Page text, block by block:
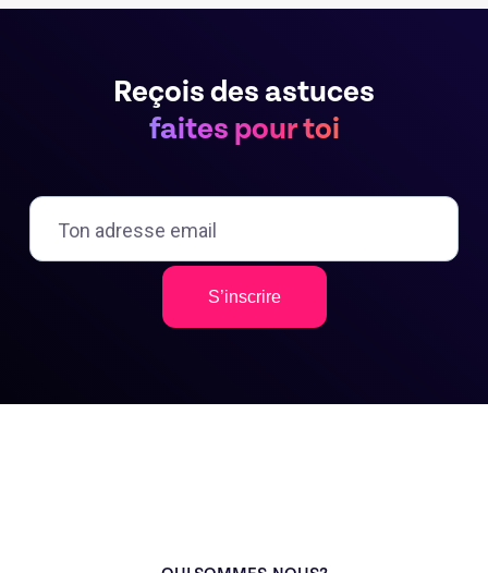
Reçois des astuces
faites pour toi
S’inscrire